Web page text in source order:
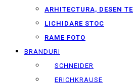
ARHITECTURA, DESEN
LICHIDARE STOC
RAME FOTO
BRANDURI
SCHNEIDER
ERICHKRAUSE